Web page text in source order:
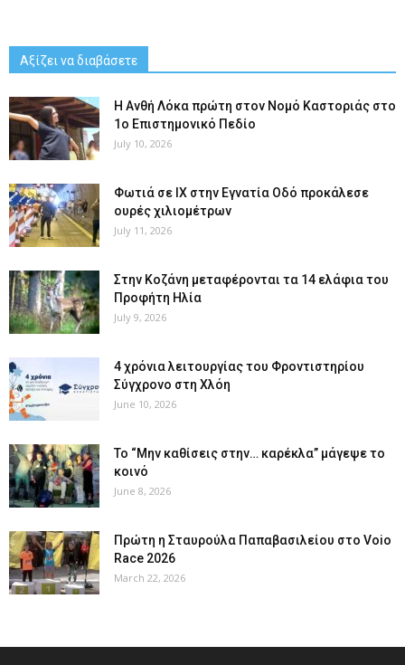
Αξίζει να διαβάσετε
Η Ανθή Λόκα πρώτη στον Νομό Καστοριάς στο
1ο Επιστημονικό Πεδίο
July 10, 2026
Φωτιά σε ΙΧ στην Εγνατία Οδό προκάλεσε
ουρές χιλιομέτρων
July 11, 2026
Στην Κοζάνη μεταφέρονται τα 14 ελάφια του
Προφήτη Ηλία
July 9, 2026
4 χρόνια λειτουργίας του Φροντιστηρίου
Σύγχρονο στη Χλόη
June 10, 2026
Το “Μην καθίσεις στην… καρέκλα” μάγεψε το
κοινό
June 8, 2026
Πρώτη η Σταυρούλα Παπαβασιλείου στο Voio
Race 2026
March 22, 2026